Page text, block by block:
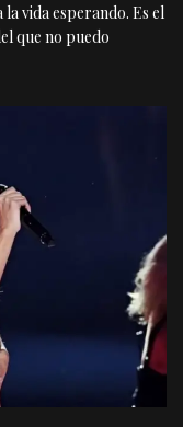
vida esperando. Es el
que no puedo